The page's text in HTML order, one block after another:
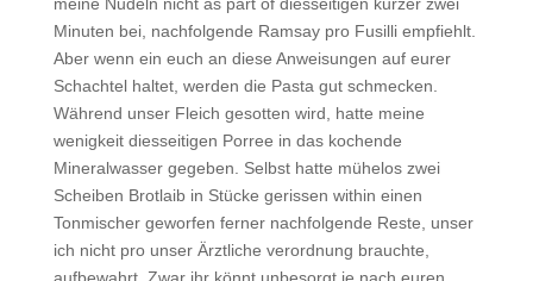
Minuten bei, nachfolgende Ramsay pro Fusilli empfiehlt.
Aber wenn ein euch an diese Anweisungen auf eurer
Schachtel haltet, werden die Pasta gut schmecken.
Während unser Fleich gesotten wird, hatte meine
wenigkeit diesseitigen Porree in das kochende
Mineralwasser gegeben. Selbst hatte mühelos zwei
Scheiben Brotlaib in Stücke gerissen within einen
Tonmischer geworfen ferner nachfolgende Reste, unser
ich nicht pro unser Ärztliche verordnung brauchte,